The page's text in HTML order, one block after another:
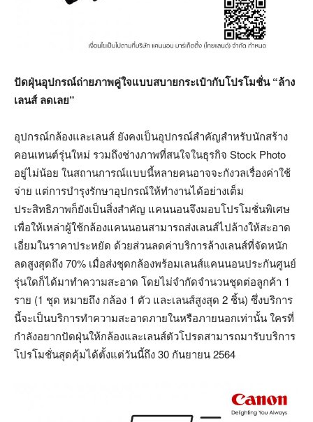
ปัดฝุ่นอุปกรณ์ถ่ายภาพคู่ใจแบบสบายกระเป๋ากับโปรโมชั่น “ล้าง
เลนส์ ลดเลย”
อุปกรณ์กล้องและเลนส์ ยังคงเป็นอุปกรณ์สำคัญสำหรับนักสร้าง
คอนเทนต์รุ่นใหม่ รวมถึงช่างภาพที่สนใจในธุรกิจ Stock Photo
อยู่ไม่น้อย ในสถานการณ์แบบนี้หลายคนอาจจะกังวลเรื่องค่าใช้
จ่าย แต่การบำรุงรักษาอุปกรณ์ให้ทำงานได้อย่างเต็ม
ประสิทธิภาพก็ยังเป็นสิ่งสำคัญ แคนนอนจึงมอบโปรโมชั่นพิเศษ
เพื่อให้เหล่าผู้ใช้กล้องแคนนอนสามารถส่งเลนส์ไปล้างให้สะอาด
เอี่ยมในราคาประหยัด ด้วยส่วนลดค่าบริการล้างเลนส์ที่จัดหนัก
ลดสูงสุดถึง 70% เมื่อส่งชุดกล้องพร้อมเลนส์แคนนอนประกันศูนย์
รุ่นใดก็ได้มาทำความสะอาด โดยไม่จำกัดจำนวนชุดต่อลูกค้า 1
ราย (1 ชุด หมายถึง กล้อง 1 ตัว และเลนส์สูงสุด 2 ชิ้น) ซึ่งบริการ
นี้จะเป็นบริการทำความสะอาดภายในหรือภายนอกเท่านั้น ใครที่
กำลังอยากปัดฝุ่นให้กล้องและเลนส์ตัวโปรดสามารถมารับบริการ
โปรโมชั่นสุดคุ้มได้ตั้งแต่วันนี้ถึง 30 กันยายน 2564